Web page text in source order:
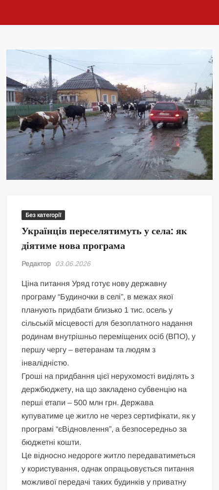
Без категорії
Українців переселятимуть у села: як
діятиме нова програма
Редактор 03.06.2026
Ціна питання Уряд готує нову державну
програму “Будиночки в селі”, в межах якої
планують придбати близько 1 тис. осель у
сільській місцевості для безоплатного надання
родинам внутрішньо переміщених осіб (ВПО), у
першу чергу – ветеранам та людям з
інвалідністю.
Гроші на придбання цієї нерухомості виділять з
держбюджету, на що закладено субвенцію на
перші етапи – 500 млн грн. Держава
купуватиме це житло не через сертифікати, як у
програмі “єВідновлення”, а безпосередньо за
бюджетні кошти.
Це відносно недороге житло передаватиметься
у користування, однак опрацьовується питання
можливої передачі таких будинків у приватну